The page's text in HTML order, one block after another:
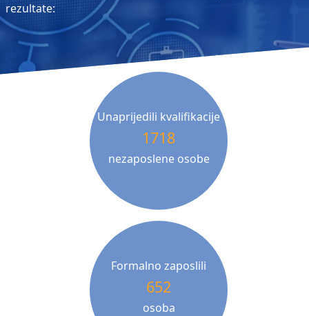
rezultate:
Unaprijedili kvalifikacije
1718
nezaposlene osobe
Formalno zaposlili
652
osoba